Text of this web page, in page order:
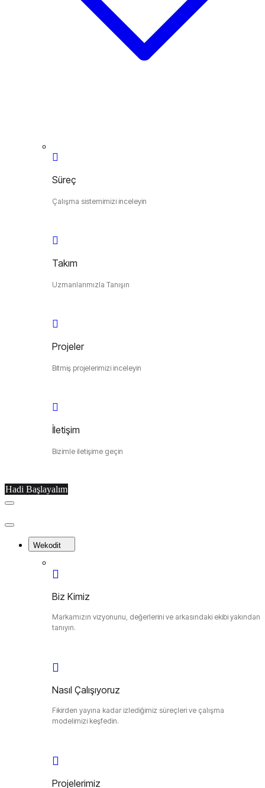
Süreç
Çalışma sistemimizi inceleyin
Takım
Uzmanlarımızla Tanışın
Projeler
Bitmiş projelerimizi inceleyin
İletişim
Bizimle iletişime geçin
Hadi Başlayalım
Menu
Close
Wekodit
Biz Kimiz
Markamızın vizyonunu, değerlerini ve arkasındaki ekibi yakından
tanıyın.
Nasıl Çalışıyoruz
Fikirden yayına kadar izlediğimiz süreçleri ve çalışma
modelimizi keşfedin.
Projelerimiz